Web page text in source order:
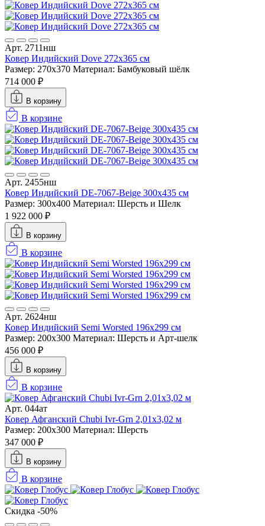
Арт. 2711нш
Ковер Индийский Dove 272x365 см
Размер: 270x370 Материал: Бамбуковый шёлк
714 000 ₽
В корзину
В корзине
Арт. 2455нш
Ковер Индийский DE-7067-Beige 300x435 см
Размер: 300x400 Материал: Шерсть и Шелк
1 922 000 ₽
В корзину
В корзине
Арт. 2624нш
Ковер Индийский Semi Worsted 196x299 см
Размер: 200x300 Материал: Шерсть и Арт-шелк
456 000 ₽
В корзину
В корзине
Арт. 044ат
Ковер Афганский Chubi Ivr-Grn 2,01x3,02 м
Размер: 200x300 Материал: Шерсть
347 000 ₽
В корзину
В корзине
Скидка -50%